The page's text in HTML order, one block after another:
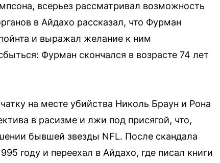
всерьез рассматривал возможность
в Айдахо рассказал, что Фурман
и выражал желание к ним
Фурман скончался в возрасте 74 лет
на месте убийства Николь Браун и Рона
в расизме и лжи под присягой, что,
бывшей звезды NFL. После скандала
году и переехал в Айдахо, где писал книги